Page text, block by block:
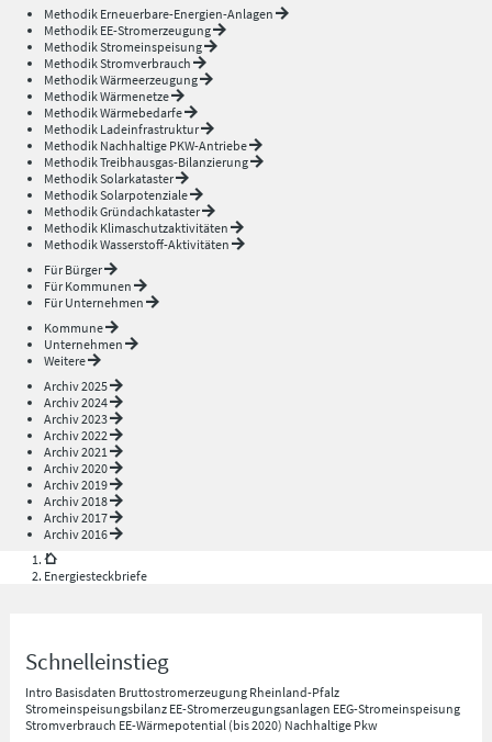
Methodik Erneuerbare-Energien-Anlagen
Methodik EE-Stromerzeugung
Methodik Stromeinspeisung
Methodik Stromverbrauch
Methodik Wärmeerzeugung
Methodik Wärmenetze
Methodik Wärmebedarfe
Methodik Ladeinfrastruktur
Methodik Nachhaltige PKW-Antriebe
Methodik Treibhausgas-Bilanzierung
Methodik Solarkataster
Methodik Solarpotenziale
Methodik Gründachkataster
Methodik Klimaschutzaktivitäten
Methodik Wasserstoff-Aktivitäten
Für Bürger
Für Kommunen
Für Unternehmen
Kommune
Unternehmen
Weitere
Archiv 2025
Archiv 2024
Archiv 2023
Archiv 2022
Archiv 2021
Archiv 2020
Archiv 2019
Archiv 2018
Archiv 2017
Archiv 2016
Energiesteckbriefe
Schnelleinstieg
Intro Basisdaten Bruttostromerzeugung Rheinland-Pfalz
Stromeinspeisungsbilanz EE-Stromerzeugungsanlagen EEG-Stromeinspeisung
Stromverbrauch EE-Wärmepotential (bis 2020) Nachhaltige Pkw